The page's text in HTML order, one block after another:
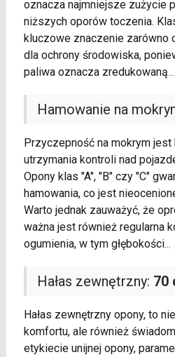
oznacza najmniejsze zużycie
niższych oporów toczenia.
kluczowe znaczenie zarówno
dla ochrony środowiska,
paliwa oznacza zredukowaną...
Hamowanie na
Przyczepność na mokrym
utrzymania kontroli nad
Opony klas "A", "B" czy "C"
hamowania, co jest
Warto jednak zauważyć, że
ważna jest również regularna
ogumienia, w tym głębokości...
Hałas zewnętrzny: 70
Hałas zewnętrzny opony, to
komfortu, ale również
etykiecie unijnej opony,